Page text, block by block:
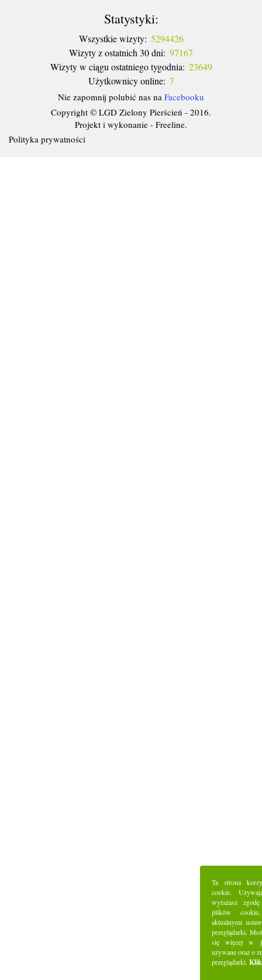
Statystyki:
Wszystkie wizyty: 5294426
Wizyty z ostatnich 30 dni: 97167
Wizyty w ciągu ostatniego tygodnia: 23649
Użytkownicy online: 7
Nie zapomnij polubić nas na Facebooku
Copyright © LGD Zielony Pierścień - 2016.
Projekt i wykonanie - Freeline.
Polityka prywatności
Ta strona
cookie.
wyrażasz
plików
aktualnymi
przeglądarki.
się więcej w
używane oraz o
przeglądarki.